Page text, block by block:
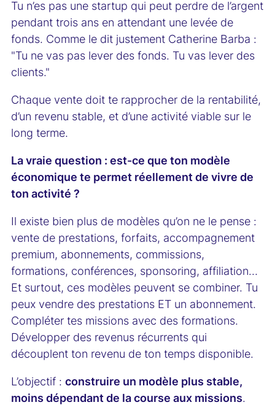
Tu n’es pas une startup qui peut perdre de l’argent
pendant trois ans en attendant une levée de
fonds. Comme le dit justement Catherine Barba :
"Tu ne vas pas lever des fonds. Tu vas lever des
clients."
Chaque vente doit te rapprocher de la rentabilité,
d’un revenu stable, et d’une activité viable sur le
long terme.
La vraie question : est-ce que ton modèle
économique te permet réellement de vivre de
ton activité ?
Il existe bien plus de modèles qu’on ne le pense :
vente de prestations, forfaits, accompagnement
premium, abonnements, commissions,
formations, conférences, sponsoring, affiliation…
Et surtout, ces modèles peuvent se combiner. Tu
peux vendre des prestations ET un abonnement.
Compléter tes missions avec des formations.
Développer des revenus récurrents qui
découplent ton revenu de ton temps disponible.
L’objectif : construire un modèle plus stable,
moins dépendant de la course aux missions.